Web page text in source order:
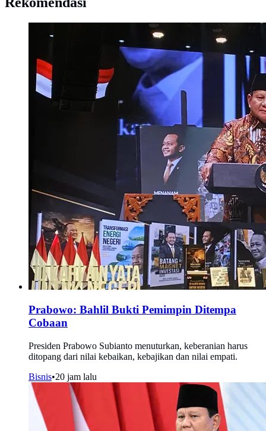
Prabowo: Bahlil Bukti Pemimpin Ditempa
Cobaan
Presiden Prabowo Subianto menuturkan, keberanian harus
ditopang dari nilai kebaikan, kebajikan dan nilai empati.
Bisnis•20 jam lalu